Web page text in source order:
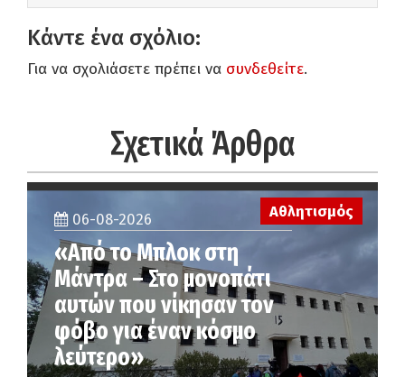
Κάντε ένα σχόλιο:
Για να σχολιάσετε πρέπει να συνδεθείτε.
Σχετικά Άρθρα
Αθλητισμός
06-08-2026
«Από το Μπλοκ στη
Μάντρα – Στο μονοπάτι
αυτών που νίκησαν τον
φόβο για έναν κόσμο
λεύτερο»